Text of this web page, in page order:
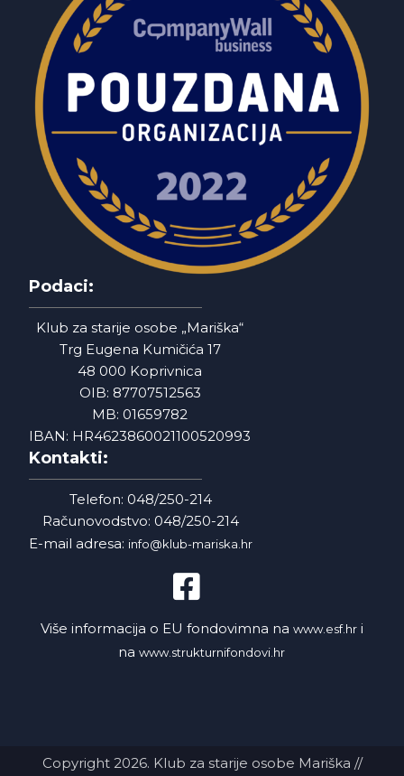
Podaci:
Klub za starije osobe „Mariška“
Trg Eugena Kumičića 17
48 000 Koprivnica
OIB: 87707512563
MB: 01659782
IBAN: HR4623860021100520993
Kontakti:
Telefon: 048/250-214
Računovodstvo: 048/250-214
E-mail adresa: info@klub-mariska.hr
Više informacija o EU fondovimna na www.esf.hri
nawww.strukturnifondovi.hr
Copyright 2026. Klub za starije osobe Mariška //